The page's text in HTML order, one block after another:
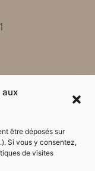
aux
être déposés sur
Si vous y consentez,
de visites